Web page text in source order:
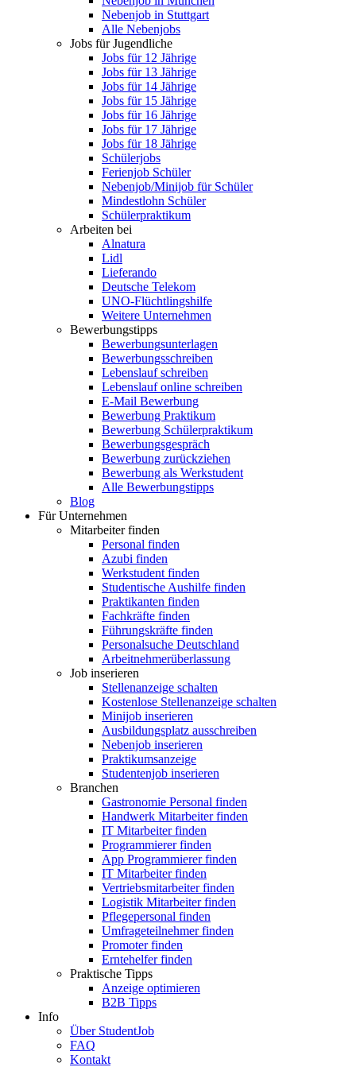
Nebenjob in Stuttgart
Alle Nebenjobs
Jobs für Jugendliche
Jobs für 12 Jährige
Jobs für 13 Jährige
Jobs für 14 Jährige
Jobs für 15 Jährige
Jobs für 16 Jährige
Jobs für 17 Jährige
Jobs für 18 Jährige
Schülerjobs
Ferienjob Schüler
Nebenjob/Minijob für Schüler
Mindestlohn Schüler
Schülerpraktikum
Arbeiten bei
Alnatura
Lidl
Lieferando
Deutsche Telekom
UNO-Flüchtlingshilfe
Weitere Unternehmen
Bewerbungstipps
Bewerbungsunterlagen
Bewerbungsschreiben
Lebenslauf schreiben
Lebenslauf online schreiben
E-Mail Bewerbung
Bewerbung Praktikum
Bewerbung Schülerpraktikum
Bewerbungsgespräch
Bewerbung zurückziehen
Bewerbung als Werkstudent
Alle Bewerbungstipps
Blog
Für Unternehmen
Mitarbeiter finden
Personal finden
Azubi finden
Werkstudent finden
Studentische Aushilfe finden
Praktikanten finden
Fachkräfte finden
Führungskräfte finden
Personalsuche Deutschland
Arbeitnehmerüberlassung
Job inserieren
Stellenanzeige schalten
Kostenlose Stellenanzeige schalten
Minijob inserieren
Ausbildungsplatz ausschreiben
Nebenjob inserieren
Praktikumsanzeige
Studentenjob inserieren
Branchen
Gastronomie Personal finden
Handwerk Mitarbeiter finden
IT Mitarbeiter finden
Programmierer finden
App Programmierer finden
IT Mitarbeiter finden
Vertriebsmitarbeiter finden
Logistik Mitarbeiter finden
Pflegepersonal finden
Umfrageteilnehmer finden
Promoter finden
Erntehelfer finden
Praktische Tipps
Anzeige optimieren
B2B Tipps
Info
Über StudentJob
FAQ
Kontakt